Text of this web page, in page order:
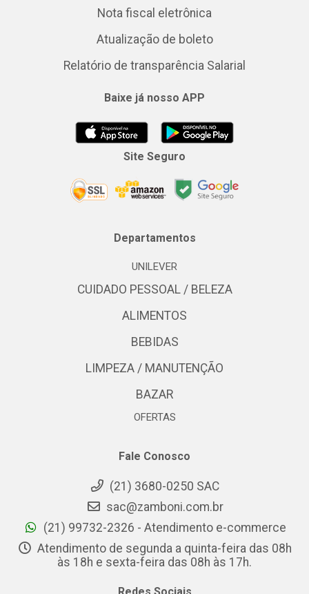
Nota fiscal eletrônica
Atualização de boleto
Relatório de transparência Salarial
Baixe já nosso APP
Site Seguro
Departamentos
UNILEVER
CUIDADO PESSOAL / BELEZA
ALIMENTOS
BEBIDAS
LIMPEZA / MANUTENÇÃO
BAZAR
OFERTAS
Fale Conosco
(21) 3680-0250 SAC
sac@zamboni.com.br
(21) 99732-2326 - Atendimento e-commerce
Atendimento de segunda a quinta-feira das 08h
às 18h e sexta-feira das 08h às 17h.